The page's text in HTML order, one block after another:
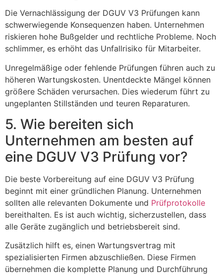
Die Vernachlässigung der DGUV V3 Prüfungen kann
schwerwiegende Konsequenzen haben. Unternehmen
riskieren hohe Bußgelder und rechtliche Probleme. Noch
schlimmer, es erhöht das Unfallrisiko für Mitarbeiter.
Unregelmäßige oder fehlende Prüfungen führen auch zu
höheren Wartungskosten. Unentdeckte Mängel können
größere Schäden verursachen. Dies wiederum führt zu
ungeplanten Stillständen und teuren Reparaturen.
5. Wie bereiten sich
Unternehmen am besten auf
eine DGUV V3 Prüfung vor?
Die beste Vorbereitung auf eine DGUV V3 Prüfung
beginnt mit einer gründlichen Planung. Unternehmen
sollten alle relevanten Dokumente und Prüfprotokolle
bereithalten. Es ist auch wichtig, sicherzustellen, dass
alle Geräte zugänglich und betriebsbereit sind.
Zusätzlich hilft es, einen Wartungsvertrag mit
spezialisierten Firmen abzuschließen. Diese Firmen
übernehmen die komplette Planung und Durchführung